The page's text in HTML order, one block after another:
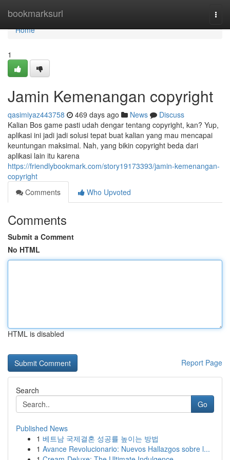
bookmarksurl
Home
Home
1
Jamin Kemenangan copyright
qasimiyaz443758 469 days ago News
Discuss
Kalian Bos game pasti udah dengar tentang copyright, kan? Yup,
aplikasi ini jadi jadi solusi tepat buat kalian yang mau mencapai
keuntungan maksimal. Nah, yang bikin copyright beda dari
aplikasi lain itu karena
https://friendlybookmark.com/story19173393/jamin-kemenangan-
copyright
Comments
Who Upvoted
Comments
Submit a Comment
No HTML
HTML is disabled
Report Page
Search
Go
Published News
1 베트남 국제결혼 성공률 높이는 방법
1 Avance Revolucionario: Nuevos Hallazgos sobre l...